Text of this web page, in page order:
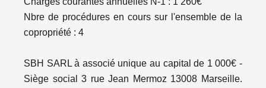
Nbre de procédures en cours sur l'ensemble de la
copropriété : 4
SBH SARL à associé unique au capital de 1 000€ -
Siège social 3 rue Jean Mermoz 13008 Marseille.